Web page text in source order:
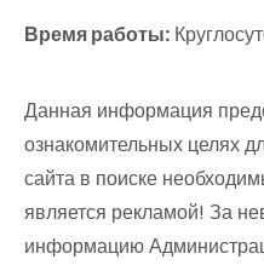
Время работы:
Данная информация
ознакомительных целях
сайта в поиске
является рекламой! За
информацию